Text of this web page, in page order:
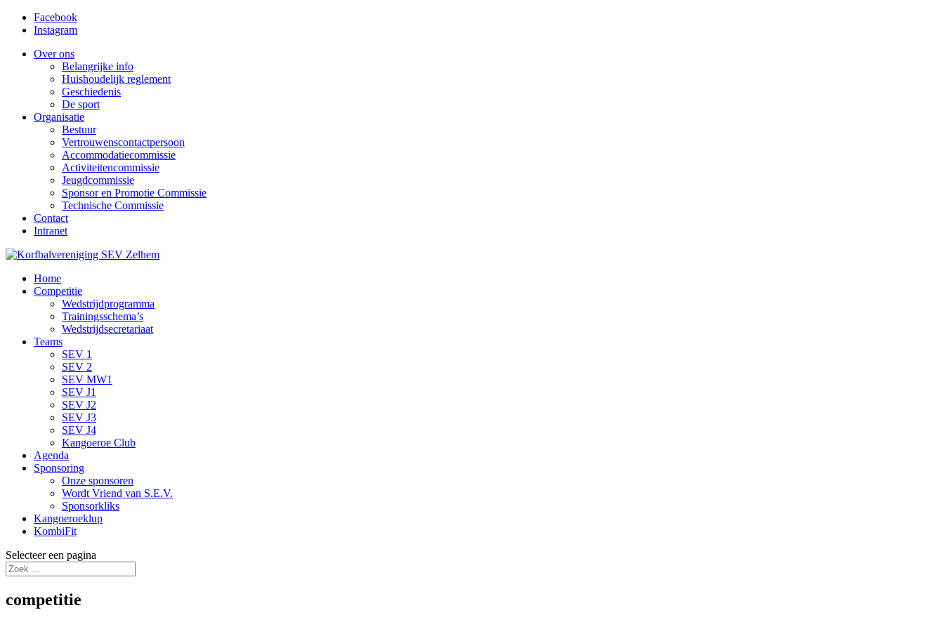
Facebook
Instagram
Over ons
Belangrijke info
Huishoudelijk reglement
Geschiedenis
De sport
Organisatie
Bestuur
Vertrouwenscontactpersoon
Accommodatiecommissie
Activiteitencommissie
Jeugdcommissie
Sponsor en Promotie Commissie
Technische Commissie
Contact
Intranet
Home
Competitie
Wedstrijdprogramma
Trainingsschema’s
Wedstrijdsecretariaat
Teams
SEV 1
SEV 2
SEV MW1
SEV J1
SEV J2
SEV J3
SEV J4
Kangoeroe Club
Agenda
Sponsoring
Onze sponsoren
Wordt Vriend van S.E.V.
Sponsorkliks
Kangoeroeklup
KombiFit
Selecteer een pagina
competitie